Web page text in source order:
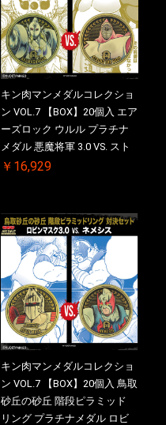
キン肉マンメダルコレクショ
ン VOL.7 【BOX】20個入 エア
ーズロック ウルル プラチナ
メダル 悪魔将軍 3.0 VS. スト
ロング・ザ・武道 初回シリア
売品)付
￥16,929
キン肉マンメダルコレクショ
ン VOL.7 【BOX】20個入 鳥取
砂丘の砂丘 階段ピラミッド
リング プラチナメダル ロビ